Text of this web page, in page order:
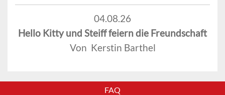
04.08.26
Hello Kitty und Steiff feiern die Freundschaft
Von Kerstin Barthel
FAQ